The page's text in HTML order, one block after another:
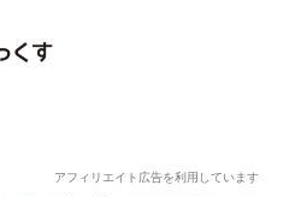
アフィリエイト広告を利用しています